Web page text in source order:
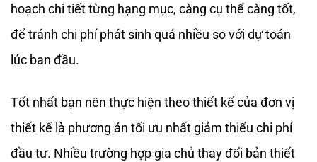
hoạch chi tiết từng hạng mục, càng cụ thể càng tốt,
để tránh chi phí phát sinh quá nhiều so với dự toán
lúc ban đầu.
Tốt nhất bạn nên thực hiện theo thiết kế của đơn vị
thiết kế là phương án tối ưu nhất giảm thiểu chi phí
đầu tư. Nhiều trường hợp gia chủ thay đổi bản thiết